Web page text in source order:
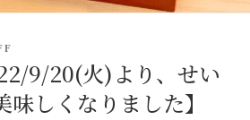
9/20(火)より、せい
しくなりました】